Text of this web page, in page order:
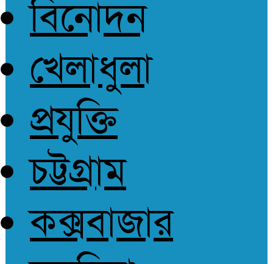
আপোষহীন সত্য
বিনোদন
খেলাধুলা
প্রযুক্তি
চট্টগ্রাম
কক্সবাজার